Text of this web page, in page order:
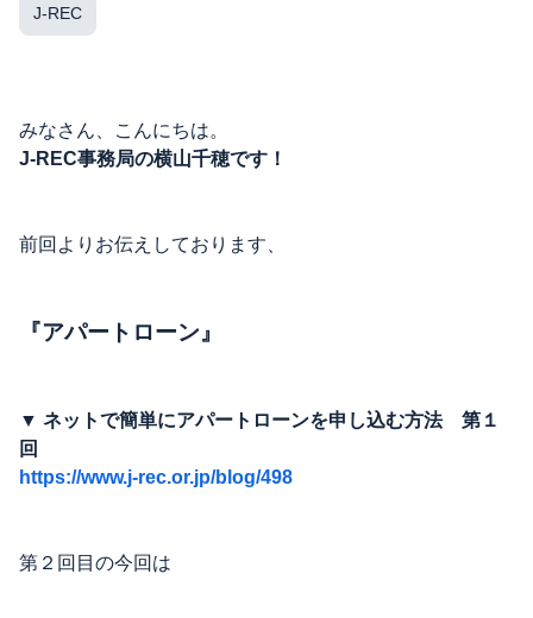
J-REC
みなさん、こんにちは。
J-REC事務局の横山千穂です！
前回よりお伝えしております、
『アパートローン』
▼ ネットで簡単にアパートローンを申し込む方法 第１
回
https://www.j-rec.or.jp/blog/498
第２回目の今回は